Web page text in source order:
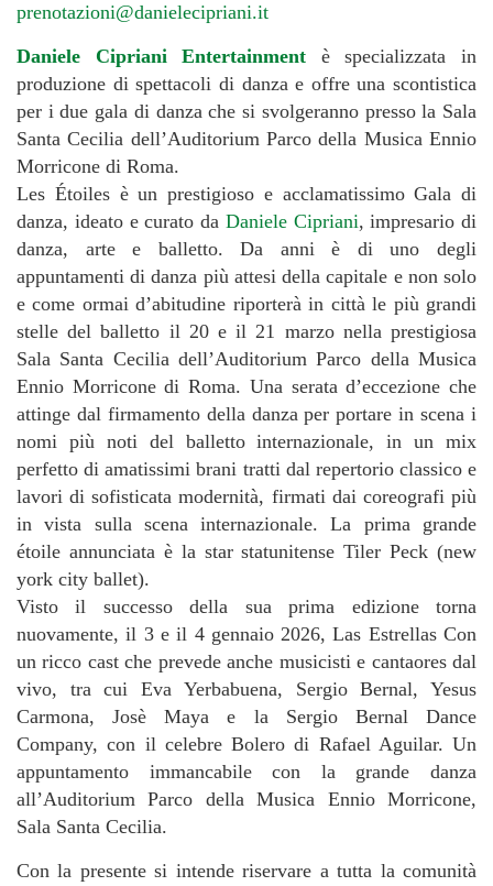
prenotazioni@danielecipriani.it
Daniele Cipriani Entertainment è specializzata in
produzione di spettacoli di danza e offre una scontistica
per i due gala di danza che si svolgeranno presso la Sala
Santa Cecilia dell’Auditorium Parco della Musica Ennio
Morricone di Roma.
Les Étoiles è un prestigioso e acclamatissimo Gala di
danza, ideato e curato da Daniele Cipriani, impresario di
danza, arte e balletto. Da anni è di uno degli
appuntamenti di danza più attesi della capitale e non solo
e come ormai d’abitudine riporterà in città le più grandi
stelle del balletto il 20 e il 21 marzo nella prestigiosa
Sala Santa Cecilia dell’Auditorium Parco della Musica
Ennio Morricone di Roma. Una serata d’eccezione che
attinge dal firmamento della danza per portare in scena i
nomi più noti del balletto internazionale, in un mix
perfetto di amatissimi brani tratti dal repertorio classico e
lavori di sofisticata modernità, firmati dai coreografi più
in vista sulla scena internazionale. La prima grande
étoile annunciata è la star statunitense Tiler Peck (new
york city ballet).
Visto il successo della sua prima edizione torna
nuovamente, il 3 e il 4 gennaio 2026, Las Estrellas Con
un ricco cast che prevede anche musicisti e cantaores dal
vivo, tra cui Eva Yerbabuena, Sergio Bernal, Yesus
Carmona, Josè Maya e la Sergio Bernal Dance
Company, con il celebre Bolero di Rafael Aguilar. Un
appuntamento immancabile con la grande danza
all’Auditorium Parco della Musica Ennio Morricone,
Sala Santa Cecilia.
Con la presente si intende riservare a tutta la comunità